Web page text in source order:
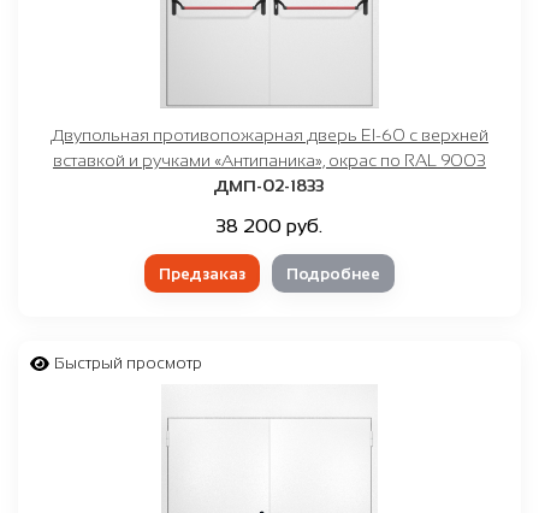
Двупольная противопожарная дверь EI-60 с верхней
вставкой и ручками «Антипаника», окрас по RAL 9003
ДМП-02-1833
38 200 руб.
Предзаказ Подробнее
Быстрый просмотр